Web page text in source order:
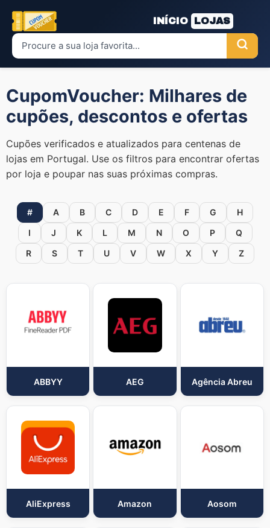
INÍCIO LOJAS
CupomVoucher: Milhares de
cupões, descontos e ofertas
Cupões verificados e atualizados para centenas de
lojas em Portugal. Use os filtros para encontrar ofertas
por loja e poupar nas suas próximas compras.
# A B C D E F G
H
I
J K L M N O P
Q
R
S T U V W X Y Z
ABBYY AEG Agência Abreu
AliExpress Amazon Aosom